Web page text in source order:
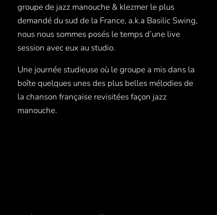
groupe de jazz manouche & klezmer le plus
demandé du sud de la France, a.k.a Basilic Swing,
nous nous sommes posés le temps d’une live
session avec eux au studio.
Une journée studieuse où le groupe a mis dans la
boîte quelques unes des plus belles mélodies de
la chanson française revisitées façon jazz
manouche.